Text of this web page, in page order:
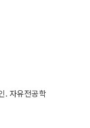
. 자유전공학